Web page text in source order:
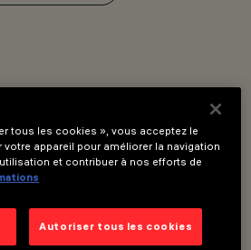
pour le réglage du flux lumineux
2500lm, 3000lm.
performance avec lentilles et
super pur.
Spot, Medium, Flood et Wide
tous les cookies », vous acceptez le
appareil pour améliorer la navigation
et contribuer à nos efforts de
Autoriser tous les cookies